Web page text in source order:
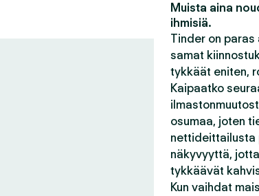
Muista aina
ihmisiä.
Tinder on paras
samat
tykkäät eniten,
Kaipaatko
osumaa, joten
nettideittailusta
näkyvyyttä,
tykkäävät
Kun vaihdat